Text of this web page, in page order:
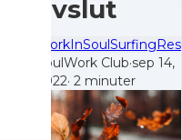
avslut
WorkInSoulSurfing
SoulWork Club·sep 14,
2022· 2 minuter